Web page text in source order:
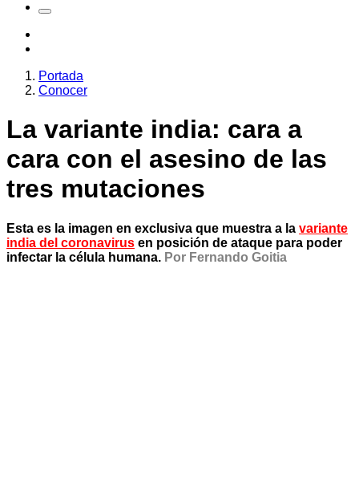
Portada
Conocer
La variante india: cara a
cara con el asesino de las
tres mutaciones
Esta es la imagen en exclusiva que muestra a la variante
india del coronavirus en posición de ataque para poder
infectar la célula humana. Por Fernando Goitia